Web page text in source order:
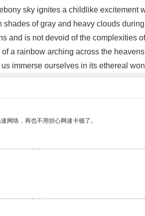
sky ignites a childlike
of gray and heavy clouds
and is not devoid of the complexities
a rainbow arching across the
immerse ourselves in its ethereal
网络，再也不用担心网速卡顿了。